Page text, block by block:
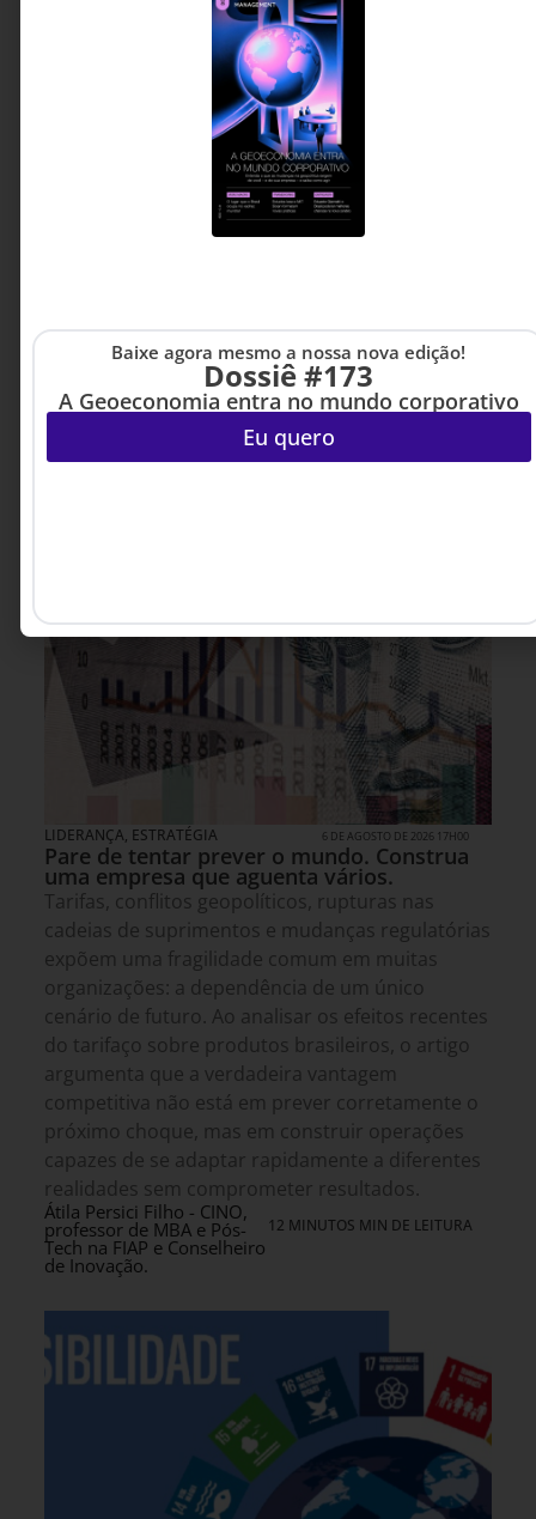
tornaram-se comuns nas grandes organizações.
O problema é que poucas conseguem
transformar experimentação em resultado de
negócio. O artigo discute como estruturar
processos que convertam conhecimento externo
em decisões estratégicas capazes de gerar
crescimento, adaptação e vantagem competitiva.
Roberta Barros - Gerente
de Strategy, Innovation &
Ventures na Deloitte.
7 MINUTOS MIN DE LEITURA
LIDERANÇA, ESTRATÉGIA 6 DE AGOSTO DE 2026 17H00
Pare de tentar prever o mundo. Construa
uma empresa que aguenta vários.
Tarifas, conflitos geopolíticos, rupturas nas
cadeias de suprimentos e mudanças regulatórias
expõem uma fragilidade comum em muitas
organizações: a dependência de um único
cenário de futuro. Ao analisar os efeitos recentes
do tarifaço sobre produtos brasileiros, o artigo
argumenta que a verdadeira vantagem
competitiva não está em prever corretamente o
próximo choque, mas em construir operações
capazes de se adaptar rapidamente a diferentes
realidades sem comprometer resultados.
Átila Persici Filho - CINO,
professor de MBA e Pós-
Tech na FIAP e Conselheiro
de Inovação.
12 MINUTOS MIN DE LEITURA
Baixe agora mesmo a nossa nova edição!
Dossiê #173
A Geoeconomia entra no mundo corporativo
Eu quero